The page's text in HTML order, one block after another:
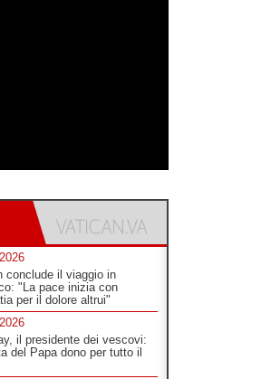
conclude il viaggio in
"La pace inizia con
per il dolore altrui"
il presidente dei vescovi:
del Papa dono per tutto il